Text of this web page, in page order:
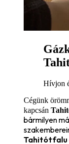
Hívjon
Cégünk
kapcsán
bármilyen
Tahitótfalu